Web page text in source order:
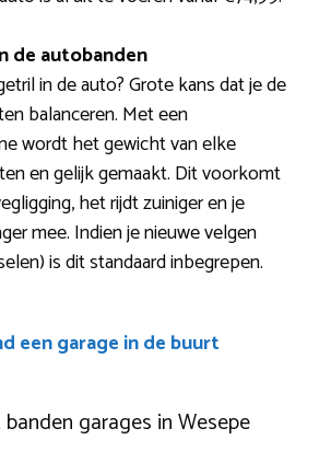
de autobanden
in de auto? Grote kans dat je de
balanceren. Met een
wordt het gewicht van elke
en gelijk gemaakt. Dit voorkomt
het rijdt zuiniger en je
mee. Indien je nieuwe velgen
is dit standaard inbegrepen.
een garage in de buurt
garages in Wesepe